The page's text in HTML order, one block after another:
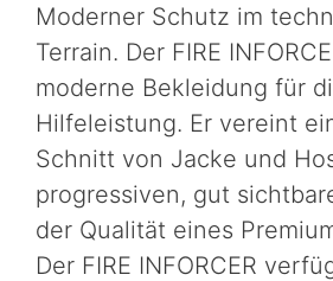
Moderner Schutz im
Terrain. Der FIRE
moderne Bekleidung für
Hilfeleistung. Er vereint
Schnitt von Jacke und
progressiven, gut
der Qualität eines
Der FIRE INFORCER